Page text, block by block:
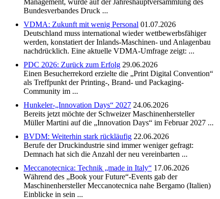
Management, wurde auf der Jahreshauptversammlung des
Bundesverbandes Druck ...
VDMA: Zukunft mit wenig Personal 01.07.2026
Deutschland muss international wieder wettbewerbsfähiger
werden, konstatiert der Inlands-Maschinen- und Anlagenbau
nachdrücklich. Eine aktuelle VDMA-Umfrage zeigt: ...
PDC 2026: Zurück zum Erfolg 29.06.2026
Einen Besucherrekord erzielte die „Print Digital Convention“
als Treffpunkt der Printing-, Brand- und Packaging-
Community im ...
Hunkeler-„Innovation Days“ 2027 24.06.2026
Bereits jetzt möchte der Schweizer Maschinenhersteller
Müller Martini auf die „Innovation Days“ im Februar 2027 ...
BVDM: Weiterhin stark rückläufig 22.06.2026
Berufe der Druckindustrie sind immer weniger gefragt:
Demnach hat sich die Anzahl der neu vereinbarten ...
Meccanotecnica: Technik „made in Italy“ 17.06.2026
Während des „Book your Future“-Events gab der
Maschinenhersteller Meccanotecnica nahe Bergamo (Italien)
Einblicke in sein ...